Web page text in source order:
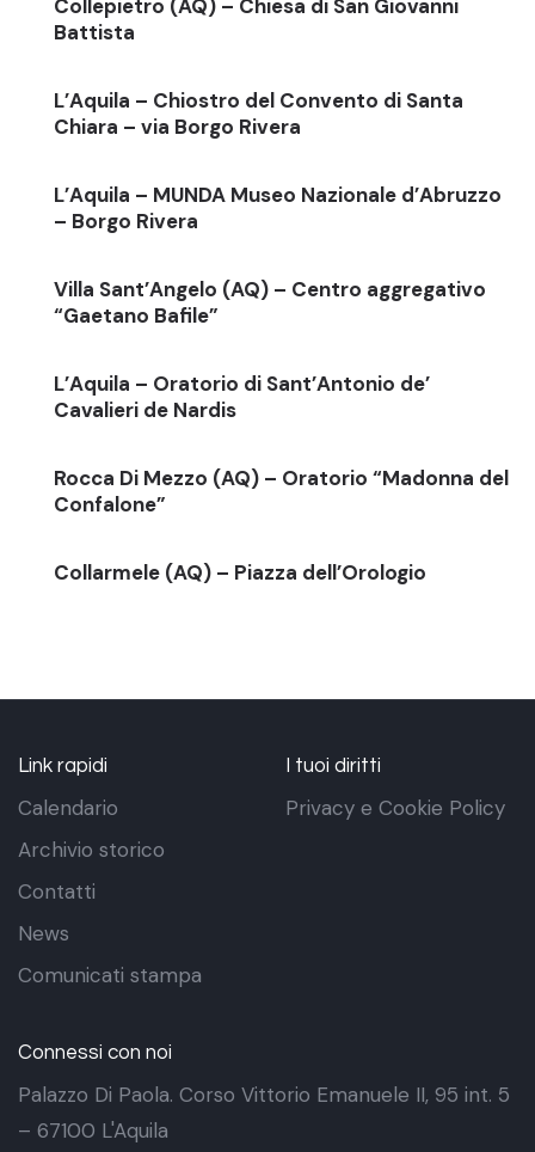
Collepietro (AQ) – Chiesa di San Giovanni
Battista
L’Aquila – Chiostro del Convento di Santa
Chiara – via Borgo Rivera
L’Aquila – MUNDA Museo Nazionale d’Abruzzo
– Borgo Rivera
Villa Sant’Angelo (AQ) – Centro aggregativo
“Gaetano Bafile”
L’Aquila – Oratorio di Sant’Antonio de’
Cavalieri de Nardis
Rocca Di Mezzo (AQ) – Oratorio “Madonna del
Confalone”
Collarmele (AQ) – Piazza dell’Orologio
Link rapidi
Calendario
Archivio storico
Contatti
News
Comunicati stampa
I tuoi diritti
Privacy e Cookie Policy
Connessi con noi
Palazzo Di Paola. Corso Vittorio Emanuele II, 95 int. 5
– 67100 L'Aquila